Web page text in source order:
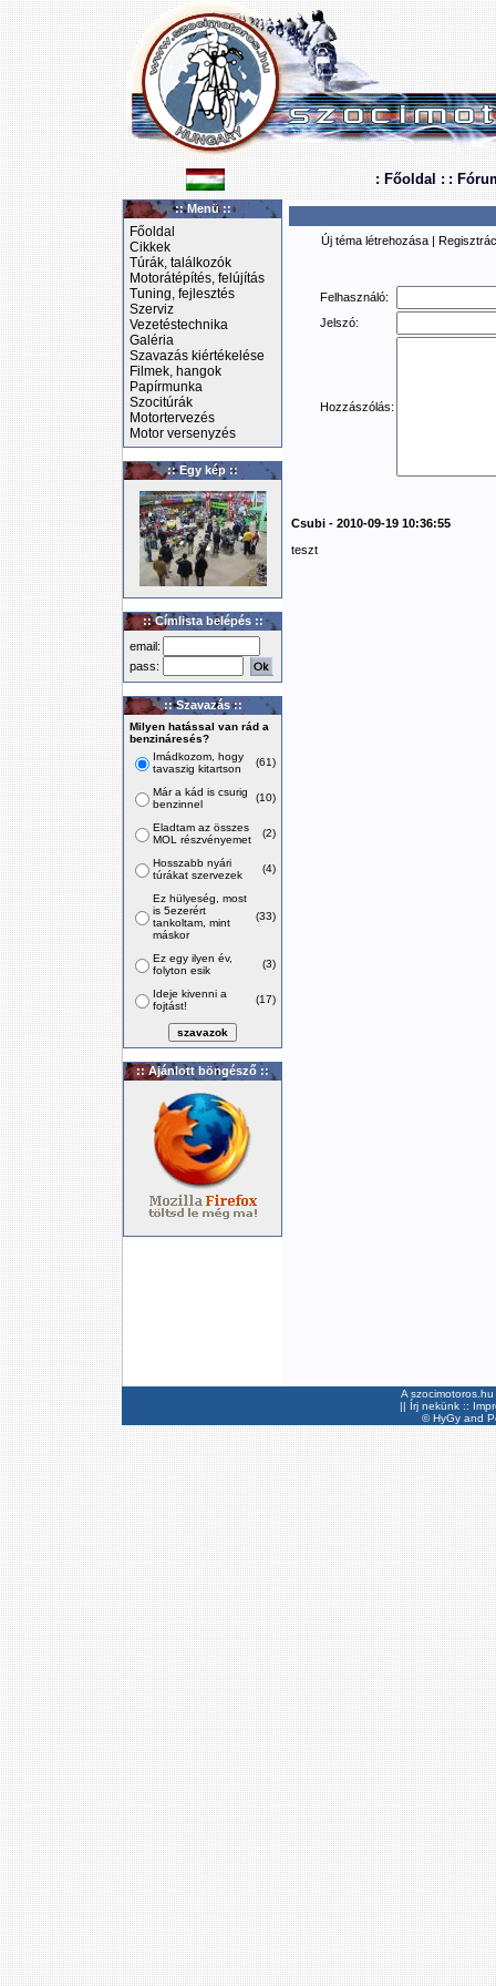
: Főoldal : :
:: Menü ::
Főoldal
Cikkek
Túrák, találkozók
Motorátépítés, felújítás
Tuning, fejlesztés
Szerviz
Vezetéstechnika
Galéria
Szavazás kiértékelése
Filmek, hangok
Papírmunka
Szocitúrák
Motortervezés
Motor versenyzés
:: Egy kép ::
:: Címlista belépés ::
email:
pass:
:: Szavazás ::
Milyen hatással van rád a
benzináresés?
Imádkozom, hogy
tavaszig kitartson
(61)
Már a kád is csurig
benzinnel
(10)
Eladtam az összes
MOL részvényemet
(2)
Hosszabb nyári
túrákat szervezek
(4)
Ez hülyeség, most
is 5ezerért
tankoltam, mint
máskor
(33)
Ez egy ilyen év,
folyton esik
(3)
Ideje kivenni a
fojtást!
(17)
:: Ajánlott böngésző ::
Új téma létrehozása |
Felhasználó:
Jelszó:
Hozzászólás:
Csubi - 2010-09-19 10:36:55
teszt
A
|| Írj nekünk ::
©HyGyand